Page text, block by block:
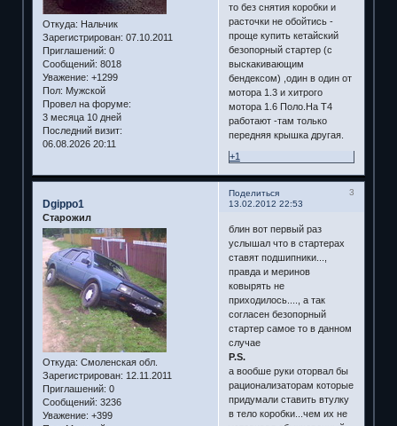
Откуда: Нальчик
Зарегистрирован: 07.10.2011
Приглашений: 0
Сообщений: 8018
Уважение: +1299
Пол: Мужской
Провел на форуме:
3 месяца 10 дней
Последний визит:
06.08.2026 20:11
то без снятия коробки и
расточки не обойтись -
проще купить кетайский
безопорный стартер (с
выскакивающим
бендексом) ,один в один от
мотора 1.3 и хитрого
мотора 1.6 Поло.На Т4
работают -там только
передняя крышка другая.
+1
Поделиться
3
13.02.2012 22:53
Dgippo1
Старожил
Откуда: Смоленская обл.
Зарегистрирован: 12.11.2011
Приглашений: 0
Сообщений: 3236
Уважение: +399
блин вот первый раз
услышал что в стартерах
ставят подшипники...,
правда и меринов
ковырять не
приходилось...., а так
согласен безопорный
стартер самое то в данном
случае
P.S.
а вообше руки оторвал бы
рационализаторам которые
придумали ставить втулку
в тело коробки...чем их не